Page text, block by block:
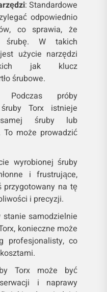
: Standardowe
odpowiednio
co sprawia, że
śrubę. W takich
użycie narzędzi
jak klucz
śrubowe.
próby
Torx istnieje
śruby lub
To może prowadzić
wyrobionej śruby
i frustrujące,
przygotowany na tę
i precyzji.
samodzielnie
konieczne może
profesjonalisty, co
Torx może być
i naprawy